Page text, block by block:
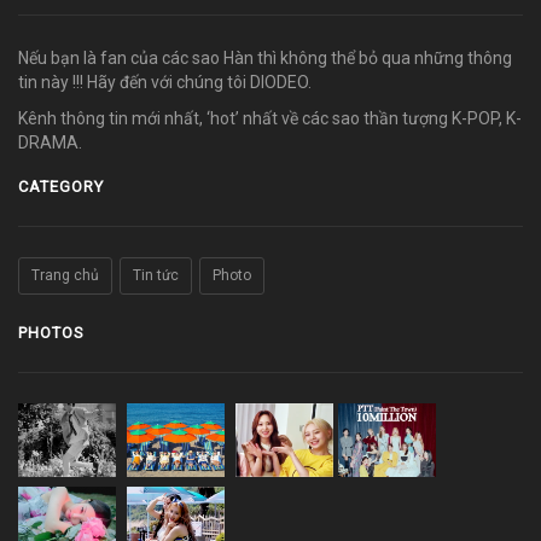
Nếu bạn là fan của các sao Hàn thì không thể bỏ qua những thông
tin này !!! Hãy đến với chúng tôi DIODEO.
Kênh thông tin mới nhất, ‘hot’ nhất về các sao thần tượng K-POP, K-
DRAMA.
CATEGORY
Trang chủ Tin tức Photo
PHOTOS